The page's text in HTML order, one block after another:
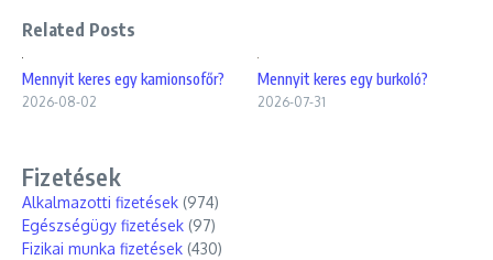
Related Posts
Mennyit keres egy kamionsofőr?
2026-08-02
Mennyit keres egy burkoló?
2026-07-31
Fizetések
Alkalmazotti fizetések (974)
Egészségügy fizetések (97)
Fizikai munka fizetések (430)